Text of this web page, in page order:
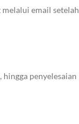
email setelah
penyelesaian